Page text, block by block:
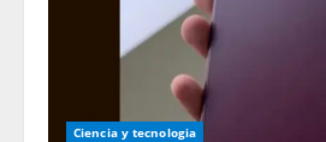
Ciencia y tecnologia